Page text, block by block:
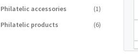
Philatelic accessories
(1)
Philatelic products
(6)